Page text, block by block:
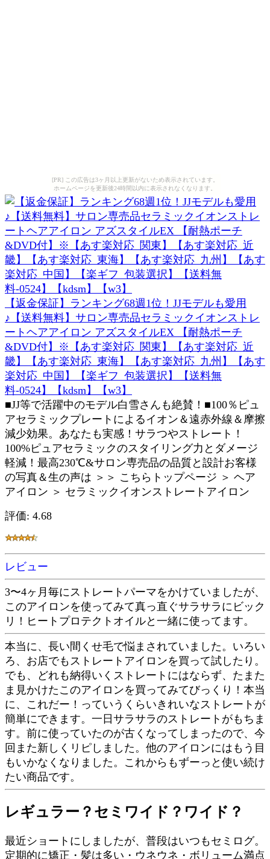
[PR] この広告は3ヶ月以上更新がないため表示されています。
ホームページを更新後24時間以内に表示されなくなります。
【返金保証】ランキング68週1位！JJモデルも愛用
♪【送料無料】サロン専売品セラミックイオンストレ
ートヘアアイロン アズスタイルEX 【耐熱ポーチ
&DVD付】※【あす楽対応_関東】【あす楽対応_近
畿】【あす楽対応_東海】【あす楽対応_九州】【あす
楽対応_中国】【楽ギフ_包装選択】【送料無
料-0524】【kdsm】【w3】
■JJ等で活躍中のモデル白雪さんも絶賛！■100％ピュ
アセラミックプレートによるイオン＆遠赤外線＆摩擦
減少効果。あなたも実感！サラつやストレート！
100%ピュアセラミックのスタイリング力とダメージ
軽減！最高230℃&サロン専売品の品質と設計お客様
の写真＆生の声は ＞＞ こちらトップページ ＞ ヘア
アイロン ＞ セラミックイオンストレートアイロン
評価: 4.68
レビュー
3〜4ヶ月毎にストレートパーマをかけていましたが、
このアイロンを使ってみて真っ直ぐサラサラにビック
リ！ヒートプロテクトオイルと一緒に使ってます。
本当に、長い間くせ毛で悩まされていました。いろい
ろ、お店でもストレートアイロンを買って試したり。
でも、どれも納得いくストレートにはならず、たまた
ま見かけたこのアイロンを買ってみてびっくり！本当
に、これだー！っていうくらいきれいなストレートが
簡単にできます。一日サラサラのストレートがもちま
す。前に使っていたのが古くなってしまったので、今
回また新しくリピしました。他のアイロンにはもう目
もいかなくなりました。これからもずーっと使い続け
たい商品です。
レギュラー？セミワイド？ワイド？
最近ショートにしましたが、普段はいつもセミログ。
定期的に矯正・髪は多い・ウネウネ・ボリューム満点